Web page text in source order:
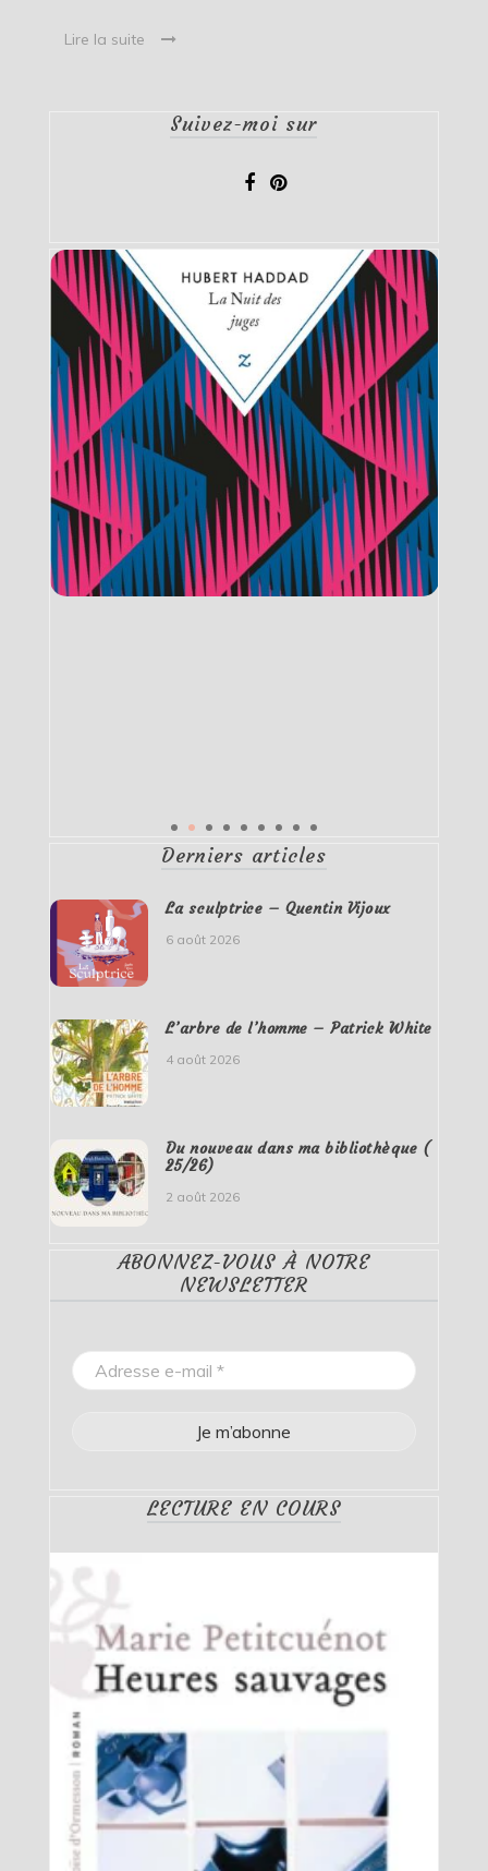
Lire la suite
Suivez-moi sur
Derniers articles
La sculptrice – Quentin Vijoux
6 août 2026
L’arbre de l’homme – Patrick White
4 août 2026
Du nouveau dans ma bibliothèque (
25/26)
2 août 2026
ABONNEZ-VOUS À NOTRE
NEWSLETTER
LECTURE EN COURS